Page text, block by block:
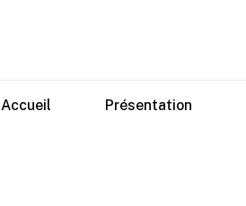
Accueil Présentation